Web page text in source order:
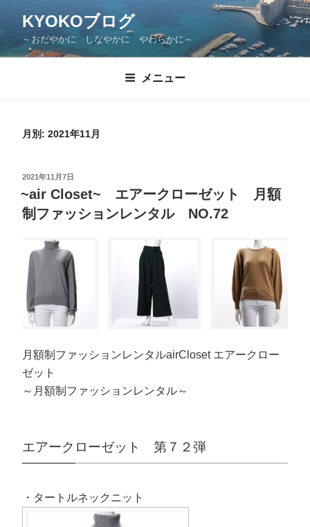
KYOKOブログ
～おだやかに しなやかに やわらかに～
メニュー
月別: 2021年11月
2021年11月7日
~air Closet~ エアークローゼット 月額
制ファッションレンタル NO.72
月額制ファッションレンタルairCloset エアークロー
ゼット
～月額制ファッションレンタル～
エアークローゼット 第７２弾
・タートルネックニット